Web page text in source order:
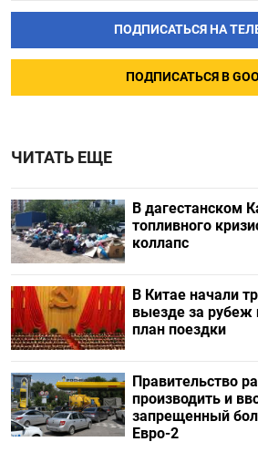
ПОДПИСАТЬСЯ НА
ПОДПИСАТЬСЯ В
ЧИТАТЬ ЕЩЕ
В дагестанском
топливного
коллапс
В Китае начали
выезде за
план поездки
Правительство
производить и
запрещенный
Евро-2